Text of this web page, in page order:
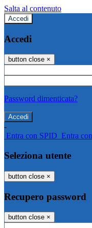
Salta al contenuto
Accedi
Accedi
button close ×
Password dimenticata?
-
Entra con SPID Entra
Seleziona utente
button close ×
Recupero password
button close ×